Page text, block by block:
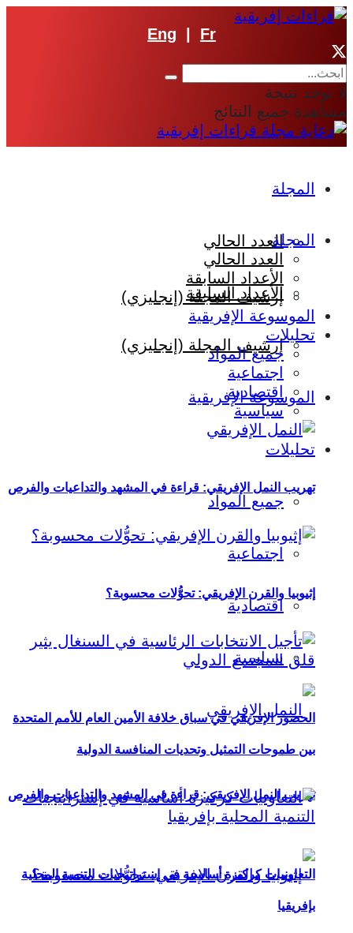
Eng Fr
لا توجد نتيجة
مشاهدة جميع النتائج
المجلة
العدد الحالي
الأعداد السابقة
إرشيف المجلة (إنجليزي)
الموسوعة الإفريقية
تحليلات
جميع المواد
اجتماعية
اقتصادية
سياسية
تهريب النمل الإفريقي: قراءة في المشهد والتداعيات والفرص
المجلة
العدد الحالي
الأعداد السابقة
إرشيف المجلة (إنجليزي)
الموسوعة الإفريقية
تحليلات
جميع المواد
اجتماعية
اقتصادية
سياسية
تهريب النمل الإفريقي: قراءة في المشهد والتداعيات والفرص
إثيوبيا والقرن الإفريقي: تحوُّلات محسوبة؟
الحضور الإفريقي في سباق خلافة الأمين العام للأمم المتحدة
بين طموحات التمثيل وتحديات المنافسة الدولية
التعاونيات كركيزة أساسية في إستراتيجيات التنمية المحلية
بإفريقيا